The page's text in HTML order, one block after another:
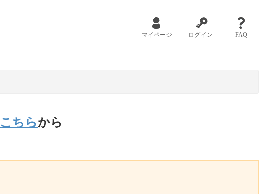
マイページ ログイン FAQ
こちらから